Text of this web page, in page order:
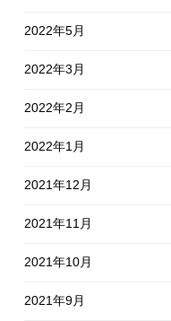
2022年5月
2022年3月
2022年2月
2022年1月
2021年12月
2021年11月
2021年10月
2021年9月